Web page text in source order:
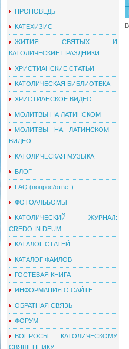
ПРОПОВЕДЬ
КАТЕХИЗИС
ЖИТИЯ СВЯТЫХ И
КАТОЛИЧЕСКИЕ ПРАЗДНИКИ
ХРИСТИАНСКИЕ СТАТЬИ
КАТОЛИЧЕСКАЯ БИБЛИОТЕКА
ХРИСТИАНСКОЕ ВИДЕО
МОЛИТВЫ НА ЛАТИНСКОМ
МОЛИТВЫ НА ЛАТИНСКОМ -
ВИДЕО
КАТОЛИЧЕСКАЯ МУЗЫКА
БЛОГ
FAQ (вопрос/ответ)
ФОТОАЛЬБОМЫ
КАТОЛИЧЕСКИЙ ЖУРНАЛ:
CREDO IN DEUM
КАТАЛОГ СТАТЕЙ
КАТАЛОГ ФАЙЛОВ
ГОСТЕВАЯ КНИГА
ИНФОРМАЦИЯ О САЙТЕ
ОБРАТНАЯ СВЯЗЬ
ФОРУМ
ВОПРОСЫ КАТОЛИЧЕСКОМУ
СВЯЩЕННИКУ